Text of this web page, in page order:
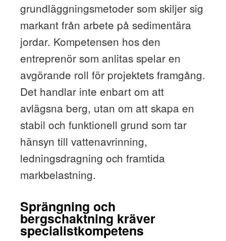
grundläggningsmetoder som skiljer sig
markant från arbete på sedimentära
jordar. Kompetensen hos den
entreprenör som anlitas spelar en
avgörande roll för projektets framgång.
Det handlar inte enbart om att
avlägsna berg, utan om att skapa en
stabil och funktionell grund som tar
hänsyn till vattenavrinning,
ledningsdragning och framtida
markbelastning.
Sprängning och
bergschaktning kräver
specialistkompetens